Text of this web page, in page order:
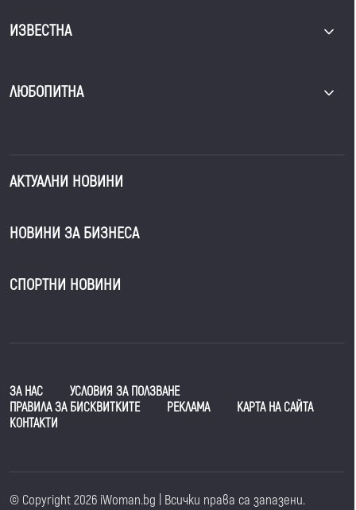
ИЗВЕСТНА
ЛЮБОПИТНА
АКТУАЛНИ НОВИНИ
НОВИНИ ЗА БИЗНЕСА
СПОРТНИ НОВИНИ
ЗА НАС
УСЛОВИЯ ЗА ПОЛЗВАНЕ
ПРАВИЛА ЗА БИСКВИТКИТЕ
РЕКЛАМА
КАРТА НА САЙТА
КОНТАКТИ
© Copyright 2026 iWoman.bg | Всички права са запазени.